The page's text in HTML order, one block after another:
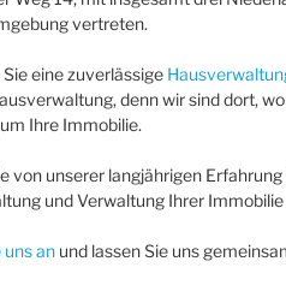
vertreten.
eine zuverlässige
denn wir sind dort,
Ihre Immobilie.
von unserer langjährigen
und Verwaltung Ihrer
uns an und lassen Sie uns